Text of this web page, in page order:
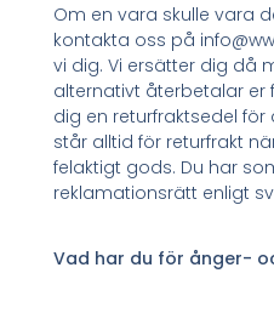
Om en vara skulle vara
kontakta oss på
vi dig. Vi ersätter dig då
alternativt återbetalar er
dig en returfraktsedel för
står alltid för returfrakt
felaktigt gods. Du har
reklamationsrätt enligt
Vad har du för ånger-